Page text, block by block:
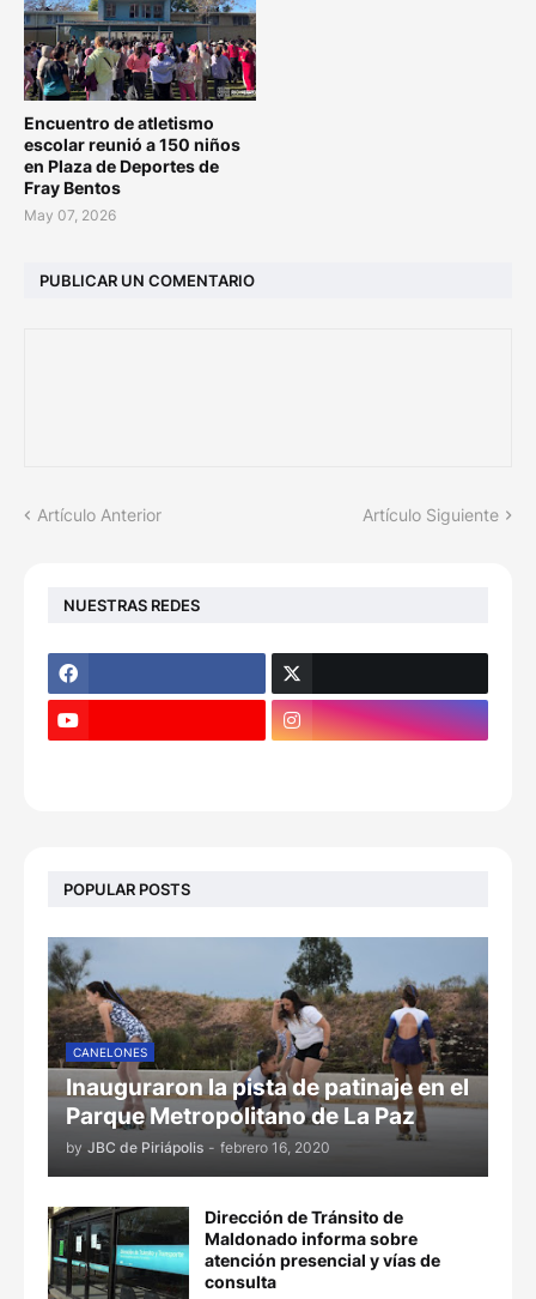
Encuentro de atletismo
escolar reunió a 150 niños
en Plaza de Deportes de
Fray Bentos
May 07, 2026
PUBLICAR UN COMENTARIO
Artículo Anterior Artículo Siguiente
NUESTRAS REDES
POPULAR POSTS
CANELONES
Inauguraron la pista de patinaje en el
Parque Metropolitano de La Paz
by JBC de Piriápolis - febrero 16, 2020
Dirección de Tránsito de
Maldonado informa sobre
atención presencial y vías de
consulta